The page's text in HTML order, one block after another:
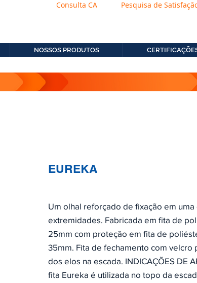
NOSSOS PRODUTOS
Consulta CA Pesquisa de
Um olhal reforçado de fixação em uma
extremidades. Fabricada em fita de
25mm com proteção em fita de
35mm. Fita de fechamento com velcro
dos elos na escada. INDICAÇÕES DE
fita Eureka é utilizada no topo da
EUREKA